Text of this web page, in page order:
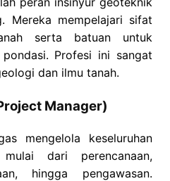
Mereka mempelajari sifat
serta batuan untuk
Profesi ini sangat
dan ilmu tanah.
Manager)
mengelola keseluruhan
dari perencanaan,
hingga pengawasan.